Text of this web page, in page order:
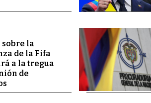
sobre la
de la Fifa
a la tregua
de